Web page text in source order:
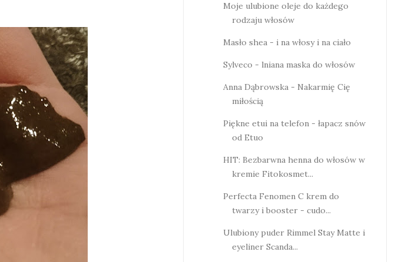
Moje ulubione oleje do każdego
rodzaju włosów
Masło shea - i na włosy i na ciało
Sylveco - lniana maska do włosów
Anna Dąbrowska - Nakarmię Cię
miłością
Piękne etui na telefon - łapacz snów
od Etuo
HIT: Bezbarwna henna do włosów w
kremie Fitokosmet...
Perfecta Fenomen C krem do
twarzy i booster - cudo...
Ulubiony puder Rimmel Stay Matte i
eyeliner Scanda...